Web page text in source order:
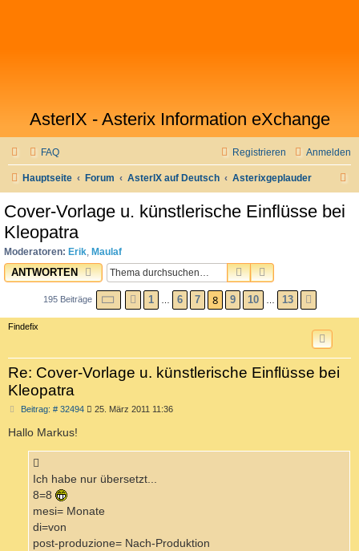
AsterIX - Asterix Information eXchange
FAQ Anmelden
Registrieren
Hauptseite Forum AsterIX auf Deutsch Asterixgeplauder
Cover-Vorlage u. künstlerische Einflüsse bei
Kleopatra
Moderatoren: Erik, Maulaf
ANTWORTEN SUCHEERWEITERTE
195 Beiträge SEITE8 VON 13
VORHERIGE
1 … 6 7 8 9 10 … 13
Findefix
Re: Cover-Vorlage u. künstlerische Einflüsse bei
Kleopatra
Beitrag: # 32494B
r
25. März 2011 11:36
Hallo Markus!
Ich habe nur übersetzt...
8=8
mesi= Monate
di=von
post-produzione= Nach-Produktion